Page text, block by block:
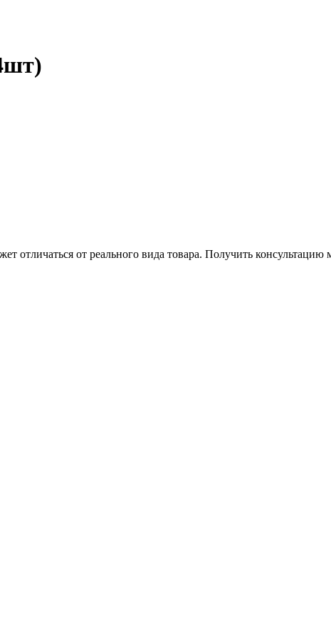
отличаться от реального вида товара. Получить